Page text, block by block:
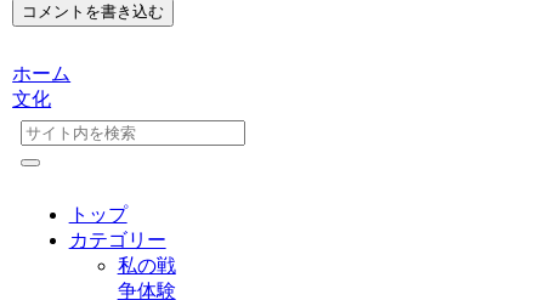
コメントを書き込む
ホーム
文化
トップ
カテゴリー
私の戦
争体験